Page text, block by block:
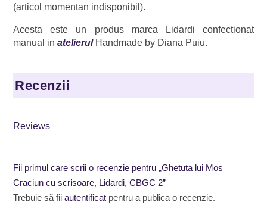
(articol momentan indisponibil).
Acesta este un produs marca Lidardi confectionat
manual inatelierul Handmade by Diana Puiu.
Recenzii
Reviews
Fii primul care scrii o recenzie pentru „Ghetuta lui Mos
Craciun cu scrisoare, Lidardi, CBGC 2”
Trebuie să fiiautentificat pentru a publica o recenzie.